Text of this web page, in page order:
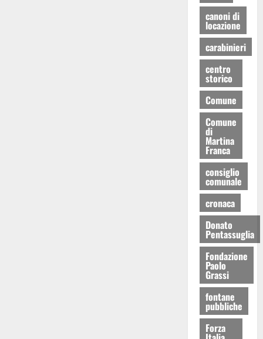
canoni di
locazione
carabinieri
centro
storico
Comune
Comune
di
Martina
Franca
consiglio
comunale
cronaca
Donato
Pentassuglia
Fondazione
Paolo
Grassi
fontane
pubbliche
Forza